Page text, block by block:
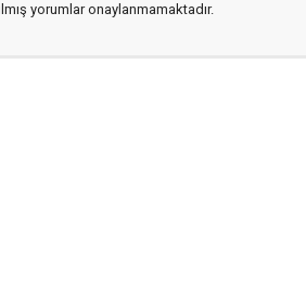
yorumlar onaylanmamaktadır.